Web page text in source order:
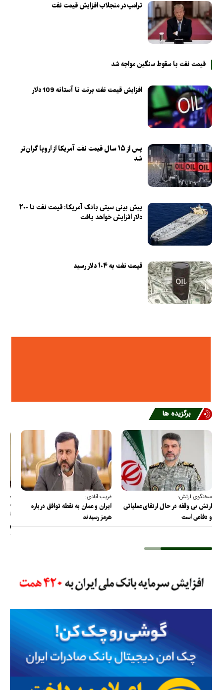
ترامپ در منجلاب افزایش قیمت نفت
قیمت نفت با سقوط سنگین مواجه شد
افزایش قیمت نفت برنت تا آستانه 109 دلار
پس از ۱۵ سال قیمت نفت آمریکا از اروپا گران‌تر
شد
پیش بینی سیتی بانک آمریکا: قیمت نفت تا ۲۰۰
دلار افزایش خواهد یافت
قیمت نفت به ۱۰۴ دلار رسید
برگزیده ها
سخنگوی ارتش؛
ارتش بی وقفه در حال ارتقای عملیاتی
و دفاعی است
غریب آبادی:
ایران و عمان به نقطه توافق درباره
هرمز رسیدند
عضو
را